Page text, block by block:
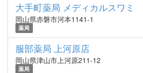
大手町薬局 メディカルスワミ
岡山県赤磐市河本1141-1
薬局
服部薬局 上河原店
岡山県津山市上河原211-12
薬局